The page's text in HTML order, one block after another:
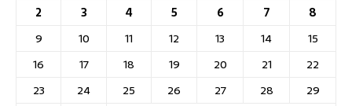
2
3 4 5 6 7
8
9
10 11 12 13 14
15
16
17 18 19 20 21
22
23
24 25 26 27 28
29